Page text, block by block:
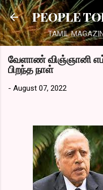
Skip to
PEOPLE
TAMIL
வேளாண் விஞ்ஞானி
பிறந்த நாள்
- August 07, 2022